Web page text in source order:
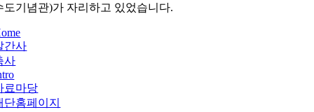
도기념관)가 자리하고 있었습니다.
간사
사
료마당
단홈페이지